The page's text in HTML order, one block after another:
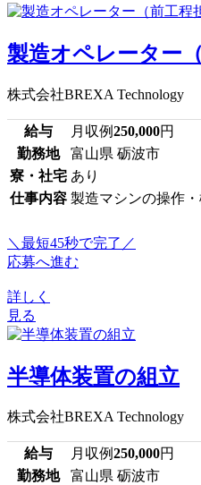
製造オペレーター
株式会社BREXA Technology
給与 月収例250,000円
勤務地
富山県 砺波市
寮・社宅 あり
仕事内容 製造マシンの操作
＼最短45秒で完了／
応募へ進む
詳しく
見る
半導体装置の組立
株式会社BREXA Technology
給与 月収例250,000円
勤務地
富山県 砺波市